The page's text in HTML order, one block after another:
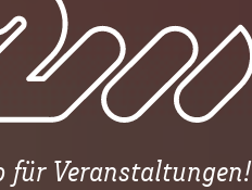
für Veranstaltungen!